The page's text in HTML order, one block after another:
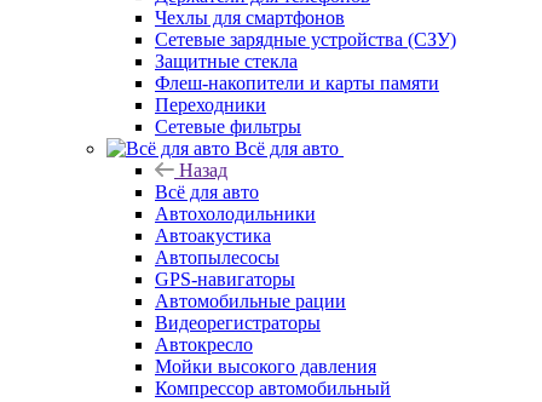
Чехлы для смартфонов
Сетевые зарядные устройства (СЗУ)
Защитные стекла
Флеш-накопители и карты памяти
Переходники
Сетевые фильтры
Всё для авто
Назад
Всё для авто
Автохолодильники
Автоакустика
Автопылесосы
GPS-навигаторы
Автомобильные рации
Видеорегистраторы
Автокресло
Мойки высокого давления
Компрессор автомобильный